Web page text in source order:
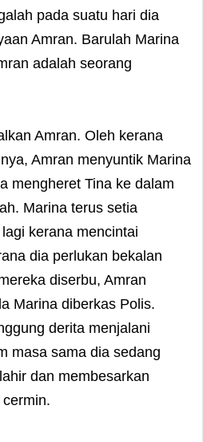
pada suatu hari dia
Amran. Barulah Marina
adalah seorang
Amran. Oleh kerana
Amran menyuntik Marina
mengheret Tina ke dalam
Marina terus setia
kerana mencintai
dia perlukan bekalan
diserbu, Amran
Marina diberkas Polis.
derita menjalani
masa sama dia sedang
dan membesarkan